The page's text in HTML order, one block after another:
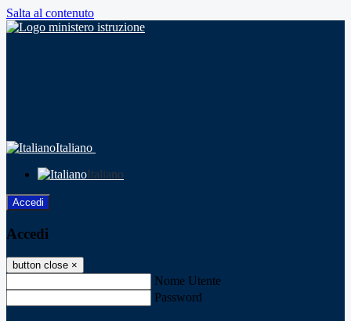
Salta al contenuto
Italiano
Italiano
Accedi
Accedi
button close ×
Nome Utente
Password